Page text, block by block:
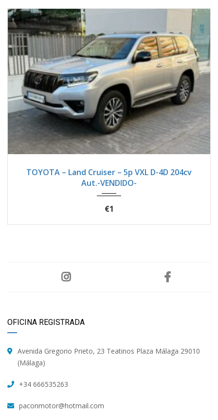
TOYOTA – Land Cruiser – 5p VXL D-4D 204cv
Aut.-VENDIDO-
€1
OFICINA REGISTRADA
Avenida Gregorio Prieto, 23 Teatinos Plaza Málaga 29010
(Málaga)
+34 666535263
paconmotor@hotmail.com